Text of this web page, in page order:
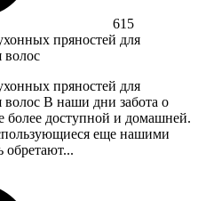
615
пряностей для
волос
пряностей для
В наши дни забота о
более доступной и домашней.
еще нашими
обретают...